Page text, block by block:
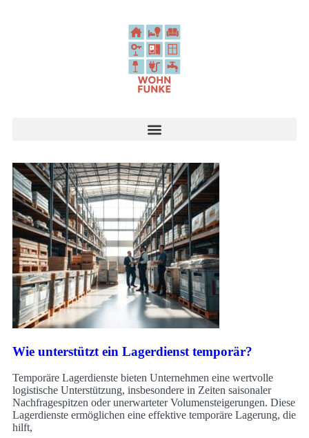
Wie unterstützt ein Lagerdienst temporär?
Temporäre Lagerdienste bieten Unternehmen eine wertvolle
logistische Unterstützung, insbesondere in Zeiten saisonaler
Nachfragespitzen oder unerwarteter Volumensteigerungen. Diese
Lagerdienste ermöglichen eine effektive temporäre Lagerung, die
hilft,